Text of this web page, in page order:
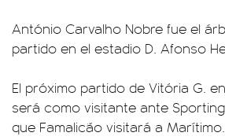
António Carvalho Nobre fue el
partido en el estadio D. Afonso
El próximo partido de Vitória G.
será como visitante ante
que Famalicão visitará a Marítimo.